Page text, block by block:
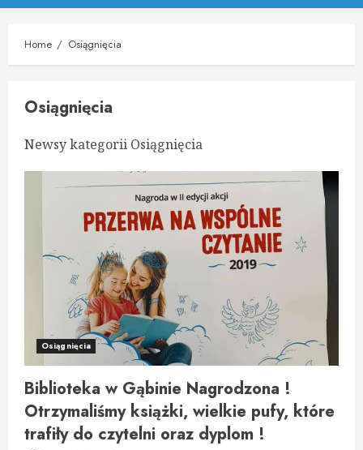
Menu
Home Osiągnięcia
Osiągnięcia
Newsy kategorii Osiągnięcia
Osiągnięcia
Biblioteka w Gąbinie Nagrodzona !
Otrzymaliśmy książki, wielkie pufy, które
trafiły do czytelni oraz dyplom !